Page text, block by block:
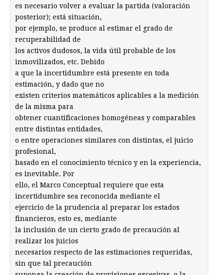
es necesario volver a evaluar la partida (valoración
posterior); está situación,
por ejemplo, se produce al estimar el grado de
recuperabilidad de
los activos dudosos, la vida útil probable de los
inmovilizados, etc. Debido
a que la incertidumbre está presente en toda
estimación, y dado que no
existen criterios matemáticos aplicables a la medición
de la misma para
obtener cuantificaciones homogéneas y comparables
entre distintas entidades,
o entre operaciones similares con distintas, el juicio
profesional,
basado en el conocimiento técnico y en la experiencia,
es inevitable. Por
ello, el Marco Conceptual requiere que esta
incertidumbre sea reconocida mediante el
ejercicio de la prudencia al preparar los estados
financieros, esto es, mediante
la inclusión de un cierto grado de precaución al
realizar los juicios
necesarios respecto de las estimaciones requeridas,
sin que tal precaución